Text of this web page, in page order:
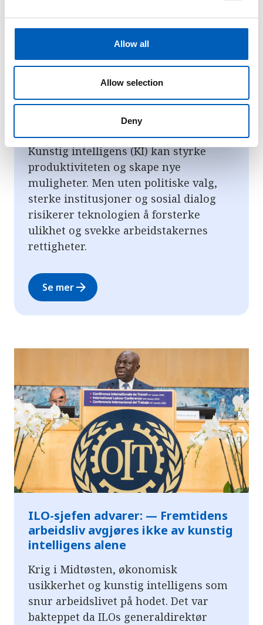
Allow all
Allow selection
Deny
Teknologien må jobbe for oss –
arbeidsministeren
Kunstig intelligens (KI) kan styrke
produktiviteten og skape nye
muligheter. Men uten politiske valg,
sterke institusjoner og sosial dialog
risikerer teknologien å forsterke
ulikhet og svekke arbeidstakernes
rettigheter.
Se merarrow_forward
ILO-sjefen advarer: — Fremtidens
arbeidsliv avgjøres ikke av kunstig
intelligens alene
Krig i Midtøsten, økonomisk
usikkerhet og kunstig intelligens som
snur arbeidslivet på hodet. Det var
bakteppet da ILOs generaldirektør